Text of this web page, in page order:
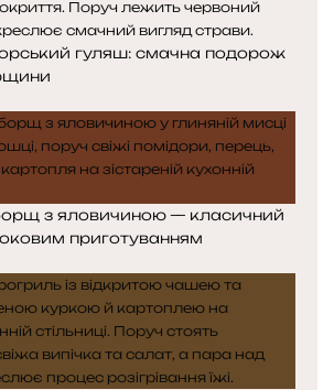
гуляш: смачна подорож
з яловичиною — класичний
приготуванням